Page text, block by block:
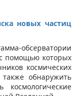
новых частиц
обсерватории
помощью которых
космических
обнаружить